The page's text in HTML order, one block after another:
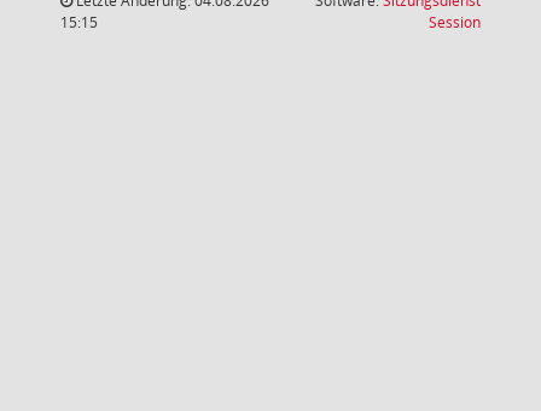
15:15
Session(Wird in